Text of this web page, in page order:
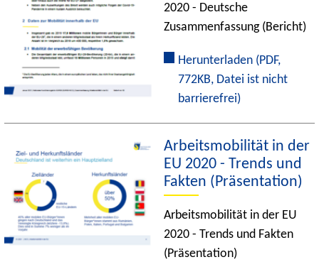
2020 - Deutsche
Zusammenfassung (Bericht)
Herunterladen (PDF,
772KB, Datei ist nicht
barrierefrei)
Arbeitsmobilität in der
EU 2020 - Trends und
Fakten (Präsentation)
Arbeitsmobilität in der EU
2020 - Trends und Fakten
(Präsentation)